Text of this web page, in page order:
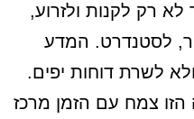
לא רק לקנות ולזרוע,
לסטנדרט. המדע
לשרת דוחות יפים.
צמח עם הזמן מרכז